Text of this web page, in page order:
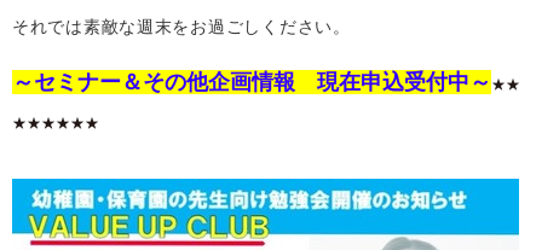
それでは素敵な週末をお過ごしください。
～セミナー＆その他企画情報 現在申込受付中～ ★★
★★★★★★